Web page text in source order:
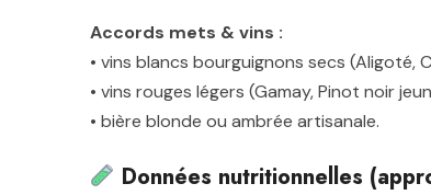
Accords mets & vins :
• vins blancs bourguignons secs (Aligoté,
• vins rouges légers (Gamay, Pinot noir
• bière blonde ou ambrée artisanale.
Données nutritionnelles